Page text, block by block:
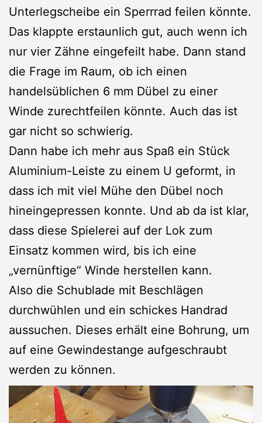
Unterlegscheibe ein Sperrrad feilen könnte.
Das klappte erstaunlich gut, auch wenn ich
nur vier Zähne eingefeilt habe. Dann stand
die Frage im Raum, ob ich einen
handelsüblichen 6 mm Dübel zu einer
Winde zurechtfeilen könnte. Auch das ist
gar nicht so schwierig.
Dann habe ich mehr aus Spaß ein Stück
Aluminium-Leiste zu einem U geformt, in
dass ich mit viel Mühe den Dübel noch
hineingepressen konnte. Und ab da ist klar,
dass diese Spielerei auf der Lok zum
Einsatz kommen wird, bis ich eine
„vernünftige“ Winde herstellen kann.
Also die Schublade mit Beschlägen
durchwühlen und ein schickes Handrad
aussuchen. Dieses erhält eine Bohrung, um
auf eine Gewindestange aufgeschraubt
werden zu können.